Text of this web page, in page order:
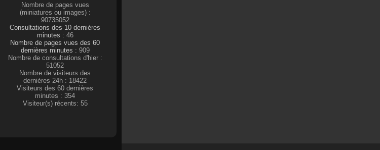
Nombre de pages vues
(miniatures ou images) :
90735052
Consultations des 10 dernières
minutes : 46
Nombre de pages vues des 60
dernières minutes : 909
Nombre de consultations d'hier :
51052
Nombre de visiteurs des
dernières 24h : 18422
Visiteurs des 60 dernières
minutes : 354
Visiteur(s) récents: 55